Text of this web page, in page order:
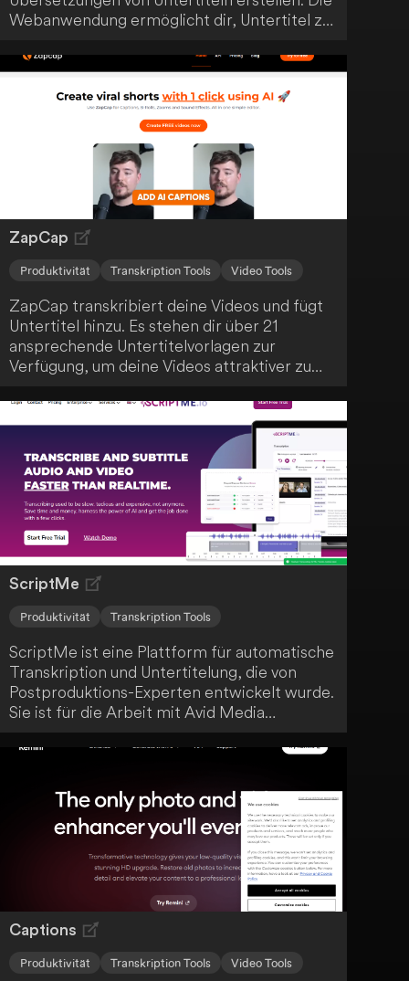
Webanwendung ermöglicht dir, Untertitel zu
optimierst du deinen Arbeitsablauf durch
ZapCap
Produktivität Transkription Tools Video Tools
ZapCap transkribiert deine Videos und fügt
Untertitel hinzu. Es stehen dir über 21
ansprechende Untertitelvorlagen zur
Verfügung, um deine Videos attraktiver zu
Benutzerfreundlichkeit und das Engagement
deiner Zuschauer.
ScriptMe
Produktivität Transkription Tools
ScriptMe ist eine Plattform für automatische
Transkription und Untertitelung, die von
Postproduktions-Experten entwickelt wurde.
Sie ist für die Arbeit mit Avid Media
Composer und anderen Tools konzipiert.
Captions
Produktivität Transkription Tools Video Tools